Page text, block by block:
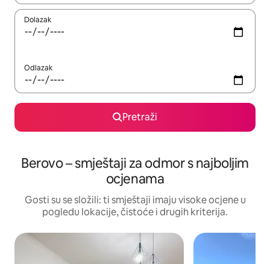
Dolazak
Odlazak
Pretraži
Berovo – smještaji za odmor s najboljim
ocjenama
Gosti su se složili: ti smještaji imaju visoke ocjene u
pogledu lokacije, čistoće i drugih kriterija.